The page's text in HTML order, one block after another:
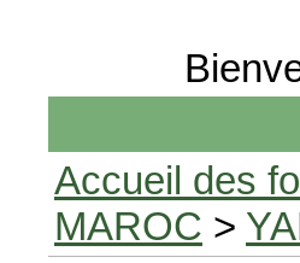
Accueil des
MAROC >